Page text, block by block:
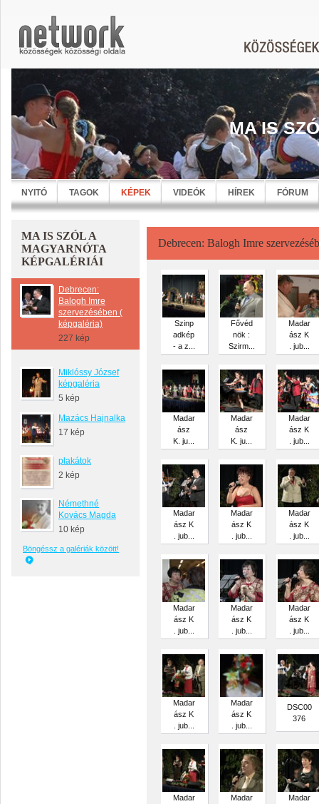
MA IS
NYITÓ TAGOK KÉPEK VIDEÓK HÍREK FÓRUM
MA IS SZÓL A
MAGYARNÓTA
KÉPGALÉRIÁI
Debrecen:
Balogh Imre
szervezésében (
képgaléria)
227 kép
Miklóssy József
képgaléria
5 kép
Mazács Hajnalka
17 kép
plakátok
2 kép
Némethné
Kovács Magda
10 kép
Böngéssz a galériák között!
Debrecen: Balogh Imre
Szinp
adkép
- a z...
Fővéd
nök :
Szirm...
Madar
ász K
. jub...
Madar
ász
K. ju...
Madar
ász
K. ju...
Madar
ász K
. jub...
Madar
ász K
. jub...
Madar
ász K
. jub...
Madar
ász K
. jub...
Madar
ász K
. jub...
Madar
ász K
. jub...
Madar
ász K
. jub...
Madar
ász K
. jub...
Madar
ász K
. jub...
DSC00
376
Madar
Madar
Madar